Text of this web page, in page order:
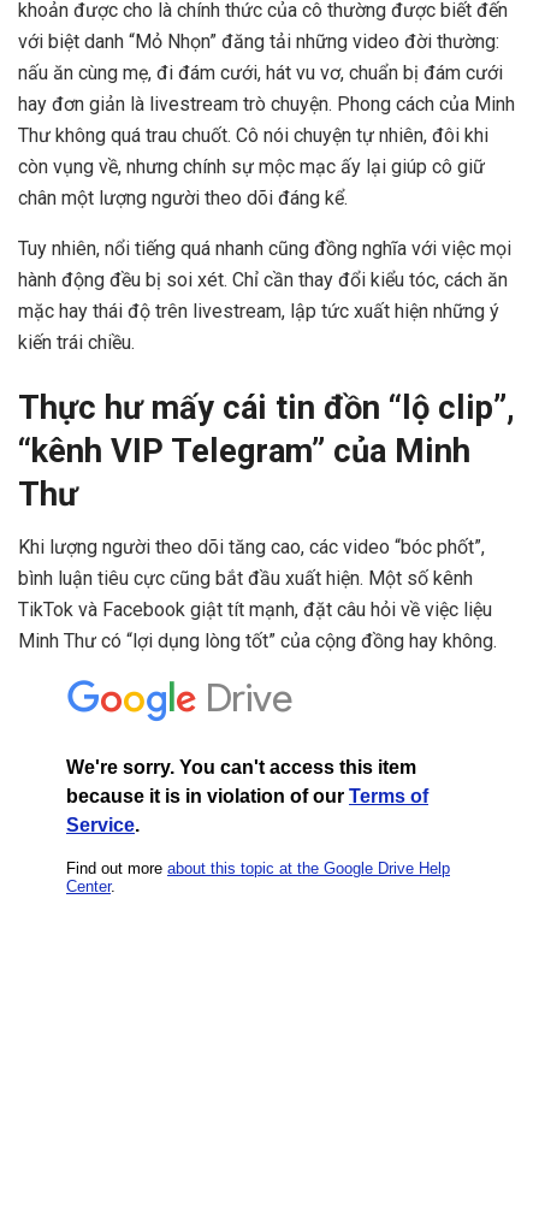
khoản được cho là chính thức của cô thường được biết đến
với biệt danh “Mỏ Nhọn” đăng tải những video đời thường:
nấu ăn cùng mẹ, đi đám cưới, hát vu vơ, chuẩn bị đám cưới
hay đơn giản là livestream trò chuyện. Phong cách của Minh
Thư không quá trau chuốt. Cô nói chuyện tự nhiên, đôi khi
còn vụng về, nhưng chính sự mộc mạc ấy lại giúp cô giữ
chân một lượng người theo dõi đáng kể.
Tuy nhiên, nổi tiếng quá nhanh cũng đồng nghĩa với việc mọi
hành động đều bị soi xét. Chỉ cần thay đổi kiểu tóc, cách ăn
mặc hay thái độ trên livestream, lập tức xuất hiện những ý
kiến trái chiều.
Thực hư mấy cái tin đồn “lộ clip”,
“kênh VIP Telegram” của Minh
Thư
Khi lượng người theo dõi tăng cao, các video “bóc phốt”,
bình luận tiêu cực cũng bắt đầu xuất hiện. Một số kênh
TikTok và Facebook giật tít mạnh, đặt câu hỏi về việc liệu
Minh Thư có “lợi dụng lòng tốt” của cộng đồng hay không.